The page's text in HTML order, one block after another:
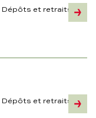
Dépôts et retraits
Dépôts et retraits